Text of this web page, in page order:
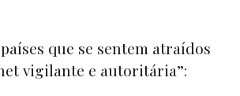
que se sentem atraídos
vigilante e autoritária”: